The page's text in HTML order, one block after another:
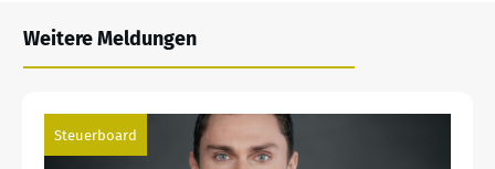
Weitere Meldungen
Steuerboard